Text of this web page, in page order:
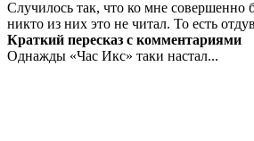
Случилось так, что ко мне
никто из них это не читал. То есть
Краткий пересказ с комментариями
Однажды «Час Икс» таки настал...